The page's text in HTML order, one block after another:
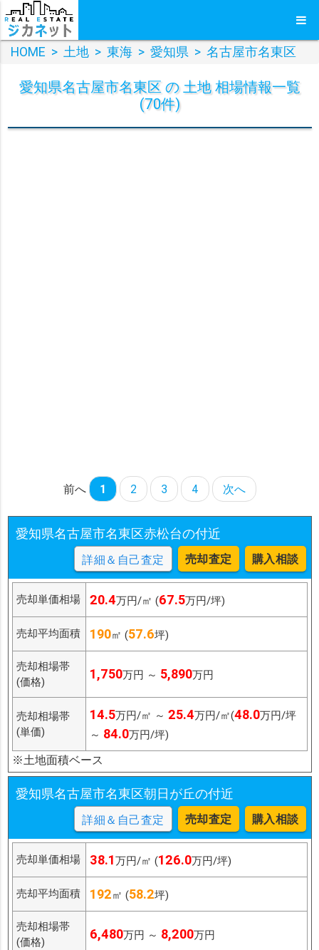
HOME > 土地 > 東海 > 愛知県 > 名古屋市名東区
愛知県名古屋市名東区 の 土地 相場情報一覧
(70件)
前へ 1 2 3 4 次へ
愛知県名古屋市名東区赤松台の付近
詳細＆自己査定 売却査定 購入相談
売却単価相場 20.4万円/㎡ (67.5万円/坪)
売却平均面積 190㎡ (57.6坪)
売却相場帯
(価格)
1,750万円 ～ 5,890万円
売却相場帯
(単価)
14.5万円/㎡ ～ 25.4万円/㎡(48.0万円/坪
～ 84.0万円/坪)
※土地面積ベース
愛知県名古屋市名東区朝日が丘の付近
詳細＆自己査定 売却査定 購入相談
売却単価相場 38.1万円/㎡ (126.0万円/坪)
売却平均面積 192㎡ (58.2坪)
売却相場帯
(価格)
6,480万円 ～ 8,200万円